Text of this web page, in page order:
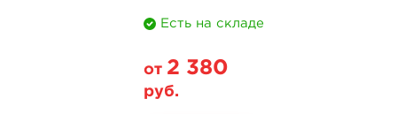
Есть на складе
от 2 380
руб.